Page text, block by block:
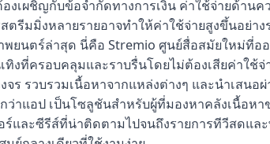
งเผชิญกับข้อจำกัดทางการเงิน ค่าใช้จ่ายด้านค
รีมมิ่งหลายรายอาจทำให้ค่าใช้จ่ายสูงขึ้นอย่าง
พยนตร์ล่าสุด นี่คือ Stremio ศูนย์สื่อสมัยใหม่ที่อ
งที่ครอบคลุมและราบรื่นโดยไม่ต้องเสียค่าใช้จ่
ร รวบรวมเนื้อหาจากแหล่งต่างๆ และนำเสนอ
ว่าแอป เป็นโซลูชันสำหรับผู้ที่มองหาคลังเนื้อห
ร์และซีรีส์ที่น่าติดตามไปจนถึงรายการทีวีสดแ